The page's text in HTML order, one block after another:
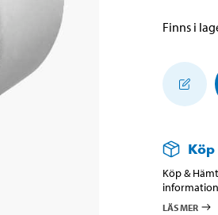
Finns i
Köp &
LÄS MER